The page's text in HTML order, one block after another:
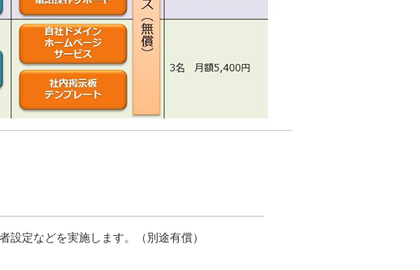
設定などを実施します。（別途有償）